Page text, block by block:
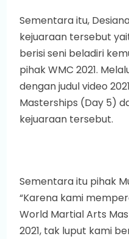
Sementara itu,
kejuaraan tersebut
berisi seni beladiri
pihak WMC 2021.
dengan judul video
Masterships (Day 5)
kejuaraan tersebut.
Sementara itu pihak
“Karena kami
World Martial Arts
2021, tak luput kami